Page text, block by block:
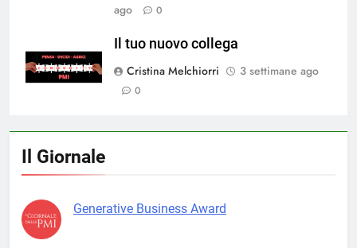
ago
0
Il tuo nuovo collega
Cristina Melchiorri
3 settimane ago
0
Il Giornale
Generative Business Award